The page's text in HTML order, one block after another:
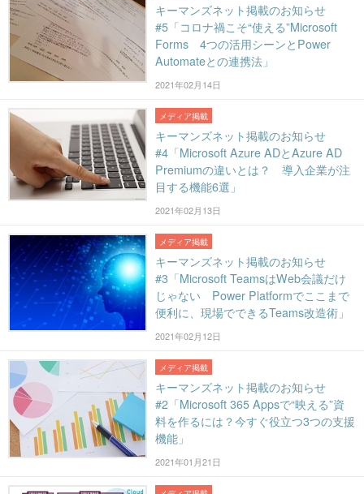
キーマンズネット掲載のお知らせ
#5「コロナ禍こそ“使える”Microsoft
Forms 4つの活用シーンとPower
Automateとの連携法」
2021年02月14日
メディア掲載
キーマンズネット掲載のお知らせ
#4「Microsoft Azure ADとAzure AD
Premiumの違いとは？ 導入企業が注
目する機能6選」
2021年02月13日
メディア掲載
キーマンズネット掲載のお知らせ
#3「Microsoft TeamsはWeb会議だけ
じゃない Power Platformでここまで
便利に、現場でできるTeams改造術」
2021年02月12日
メディア掲載
キーマンズネット掲載のお知らせ
#2「Microsoft 365 Appsで“映える”資
料を作るには？今すぐ役立つ3つの支援
機能」
2021年01月21日